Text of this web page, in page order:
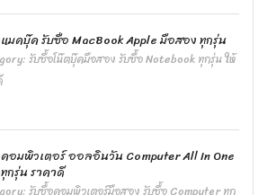
มคบุ๊ค รับซื้อ MacBook Apple มือสอง ทุกรุ่น
รับซื้อโน๊ตบุ๊คมือสอง รับซื้อ Notebook ทุกรุ่น ให้
อมพิวเตอร์ ออลอินวัน Computer All In One
กรุ่น ราคาดี